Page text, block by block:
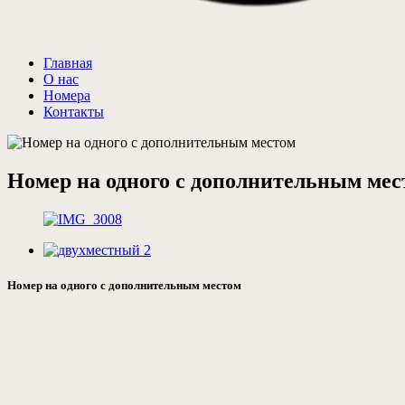
Главная
О нас
Номера
Контакты
Номер на одного с дополнительным
Номер на одного с дополнительным местом